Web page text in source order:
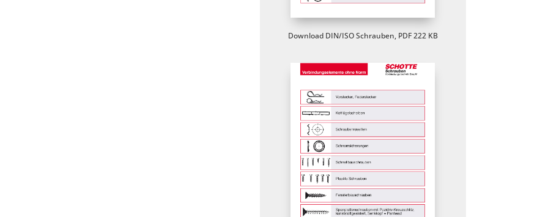
Download DIN/ISO Schrauben, PDF 222 KB